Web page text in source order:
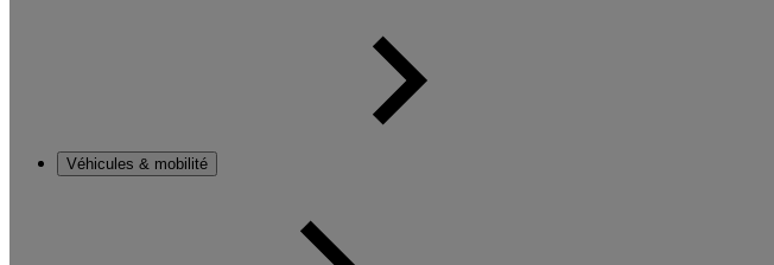
Véhicules & mobilité